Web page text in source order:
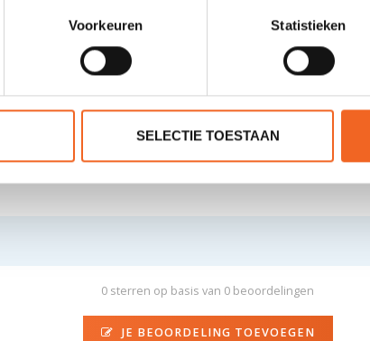
Voorkeuren Statistieken
SELECTIE TOESTAAN
- (45º)
1250 gr.
0 sterren op basis van 0 beoordelingen
JE BEOORDELING TOEVOEGEN